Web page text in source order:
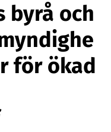
byrå och
för ökad